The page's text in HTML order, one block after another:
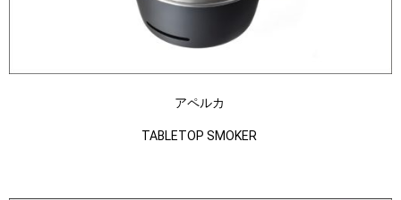
アペルカ
TABLETOP SMOKER